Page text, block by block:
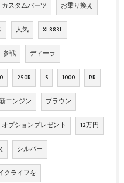
カスタムパーツ お乗り換え
人気 XL883L
参戦 ディーラ
250R S 1000 RR
新エンジン ブラウン
オプションプレゼント 12万円
シルバー
クライフを